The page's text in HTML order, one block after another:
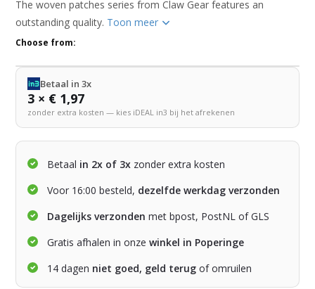
The woven patches series from Claw Gear features an
outstanding quality. Toon meer
Choose from:
Betaal in 3x
3 × € 1,97
zonder extra kosten — kies iDEAL in3 bij het afrekenen
Betaal in 2x of 3x zonder extra kosten
Voor 16:00 besteld, dezelfde werkdag verzonden
Dagelijks verzonden met bpost, PostNL of GLS
Gratis afhalen in onzewinkel in Poperinge
14 dagen niet goed, geld terug of omruilen